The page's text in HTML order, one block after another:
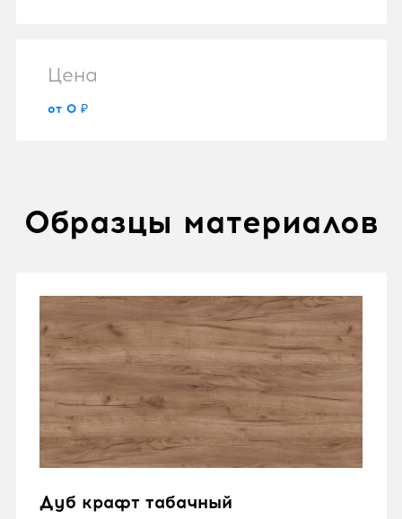
Цена
от 0 ₽
Образцы материалов
Дуб крафт табачный